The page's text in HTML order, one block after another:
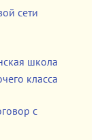
сети
школа
класса
с